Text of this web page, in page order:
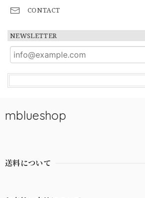
CONTACT
NEWSLETTER
mblueshop
送料について